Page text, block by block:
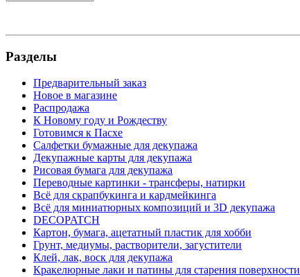
Разделы
Предварительный заказ
Новое в магазине
Распродажа
К Новому году и Рождеству
Готовимся к Пасхе
Салфетки бумажные для декупажа
Декупажные карты для декупажа
Рисовая бумага для декупажа
Переводные картинки - трансферы, натирки
Всё для скрапбукинга и кардмейкинга
Всё для миниатюрных композиций и 3D декупажа
DECOPATCH
Картон, бумага, ацетатный пластик для хобби
Грунт, медиумы, растворители, загустители
Клей, лак, воск для декупажа
Кракелюрные лаки и патины для старения поверхности